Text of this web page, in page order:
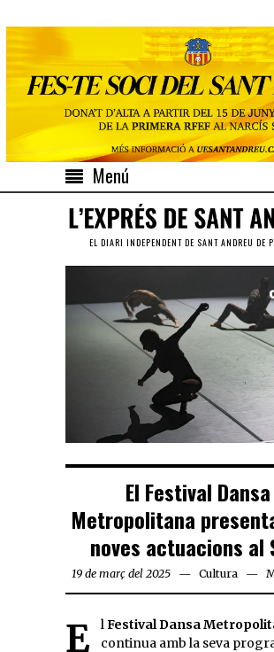
Menú
EL DIARI INDEPENDENT DE SANT ANDREU DE
El Festival Dansa
Metropolitana
noves actuacions al
19 de març del 2025 Cultura
ElFestival Dansa
continua amb la seva